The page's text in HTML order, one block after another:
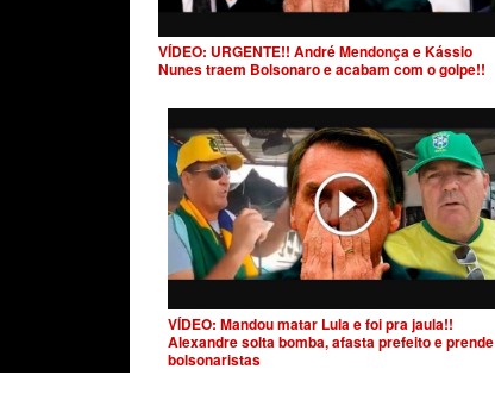
VÍDEO: URGENTE!! André Mendonça e Kássio
Nunes traem Bolsonaro e acabam com o golpe!!
VÍDEO: Mandou matar Lula e foi pra jaula!!
Alexandre solta bomba, afasta prefeito e prende
bolsonaristas